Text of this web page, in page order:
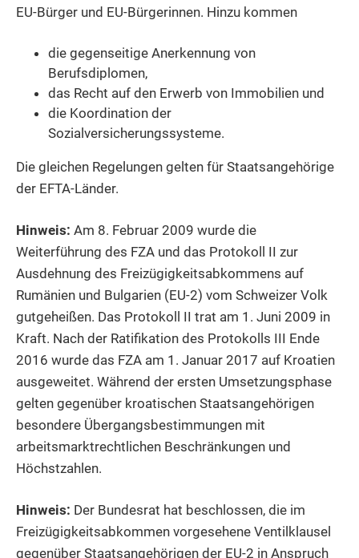
EU-Bürger und EU-Bürgerinnen. Hinzu kommen
die gegenseitige Anerkennung von
Berufsdiplomen,
das Recht auf den Erwerb von Immobilien und
die Koordination der
Sozialversicherungssysteme.
Die gleichen Regelungen gelten für Staatsangehörige
der EFTA-Länder.
Hinweis: Am 8. Februar 2009 wurde die
Weiterführung des FZA und das Protokoll II zur
Ausdehnung des Freizügigkeitsabkommens auf
Rumänien und Bulgarien (EU-2) vom Schweizer Volk
gutgeheißen. Das Protokoll II trat am 1. Juni 2009 in
Kraft. Nach der Ratifikation des Protokolls III Ende
2016 wurde das FZA am 1. Januar 2017 auf Kroatien
ausgeweitet. Während der ersten Umsetzungsphase
gelten gegenüber kroatischen Staatsangehörigen
besondere Übergangsbestimmungen mit
arbeitsmarktrechtlichen Beschränkungen und
Höchstzahlen.
Hinweis: Der Bundesrat hat beschlossen, die im
Freizügigkeitsabkommen vorgesehene Ventilklausel
gegenüber Staatsangehörigen der EU-2 in Anspruch